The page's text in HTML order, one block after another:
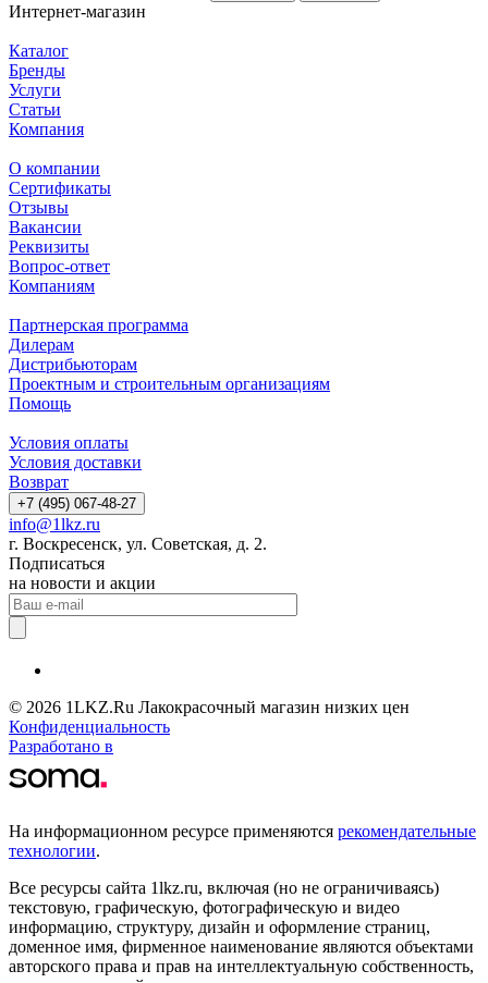
Интернет-магазин
Каталог
Бренды
Услуги
Статьи
Компания
О компании
Сертификаты
Отзывы
Вакансии
Реквизиты
Вопрос-ответ
Компаниям
Партнерская программа
Дилерам
Дистрибьюторам
Проектным и строительным организациям
Помощь
Условия оплаты
Условия доставки
Возврат
+7 (495) 067-48-27
info@1lkz.ru
г. Воскресенск, ул. Советская, д. 2.
Подписаться
на новости и акции
© 2026 1LKZ.Ru Лакокрасочный магазин низких цен
Конфиденциальность
Разработано в
На информационном ресурсе применяются рекомендательные
технологии.
Все ресурсы сайта 1lkz.ru, включая (но не ограничиваясь)
текстовую, графическую, фотографическую и видео
информацию, структуру, дизайн и оформление страниц,
доменное имя, фирменное наименование являются объектами
авторского права и прав на интеллектуальную собственность,